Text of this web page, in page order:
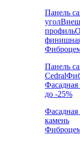
Панель
угол
профиль
Панель
Cedral
Фасадная
до -25%
камень